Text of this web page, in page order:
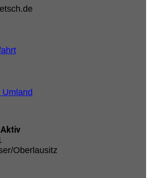
Oberlausitz